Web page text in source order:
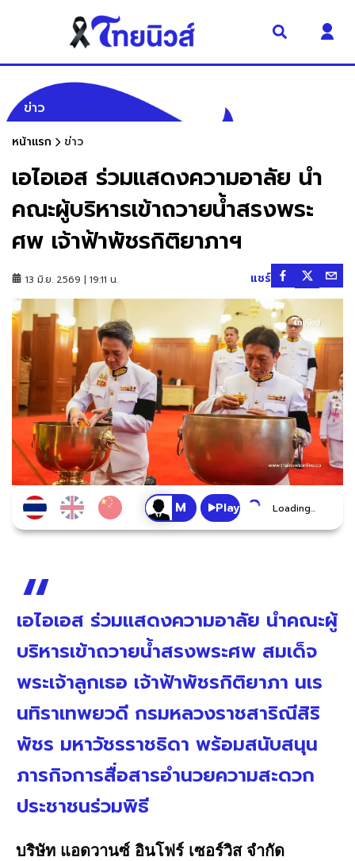
ข่าว
หน้าแรก ข่าว
เอไอเอส ร่วมแสดงความอาลัย นำ
คณะผู้บริหารเข้าถวายน้ำสรงพระ
ศพ เจ้าฟ้าพัชรกิติยาภาฯ
13 มิ.ย. 2569 | 19:11 น. แชร์
Play Loading...
เอไอเอส ร่วมแสดงความอาลัย นำคณะผู้
บริหารเข้าถวายน้ำสรงพระศพ สมเด็จ
พระเจ้าลูกเธอ เจ้าฟ้าพัชรกิติยาภา นเร
นทิราเทพยวดี กรมหลวงราชสาริณีสิริ
พัชร มหาวัชรราชธิดา พร้อมสนับสนุน
ภารกิจการสื่อสารอำนวยความสะดวก
ประชาชนร่วมพิธี
บริษัท แอดวานซ์ อินโฟร์ เซอร์วิส จำกัด